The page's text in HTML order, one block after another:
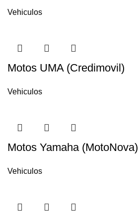
Vehiculos
Motos UMA (Credimovil)
Vehiculos
Motos Yamaha (MotoNova)
Vehiculos